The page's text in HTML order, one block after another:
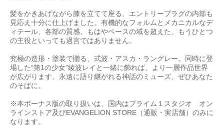
髪をかきあげながら膝を立てて座る、エントリープラグの内部も
見応え十分に仕上げました。有機的なフォルムとメカニカルなデ
ィテール、各部の質感。もはやベースの域を超えた、もうひとつ
の主役といっても過言ではありません。
究極の造形・塗装で贈る、式波・アスカ・ラングレー。同時に登
場した“第1の少女”綾波レイと一緒に飾れば、より一層作品世界
が広がります。永遠に語り継がれる神話のミューズ、ぜひあなた
のそばに。
※本ボーナス版の取り扱いは、国内はプライム１スタジオ オン
ラインストア及びEVANGELION STORE（通販・実店舗）のみに
なります。